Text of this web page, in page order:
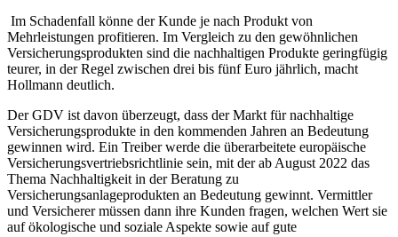
Im Schadenfall könne der Kunde je nach Produkt von
Mehrleistungen profitieren. Im Vergleich zu den gewöhnlichen
Versicherungsprodukten sind die nachhaltigen Produkte geringfügig
teurer, in der Regel zwischen drei bis fünf Euro jährlich, macht
Hollmann deutlich.
Der GDV ist davon überzeugt, dass der Markt für nachhaltige
Versicherungsprodukte in den kommenden Jahren an Bedeutung
gewinnen wird. Ein Treiber werde die überarbeitete europäische
Versicherungsvertriebsrichtlinie sein, mit der ab August 2022 das
Thema Nachhaltigkeit in der Beratung zu
Versicherungsanlageprodukten an Bedeutung gewinnt. Vermittler
und Versicherer müssen dann ihre Kunden fragen, welchen Wert sie
auf ökologische und soziale Aspekte sowie auf gute